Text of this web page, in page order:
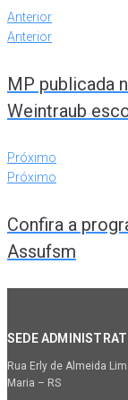
Anterior
Anterior
MP publicada
Weintraub
Próximo
Próximo
Confira a
Assufsm
SEDE
Rua Erly de Almeida
Maria – RS